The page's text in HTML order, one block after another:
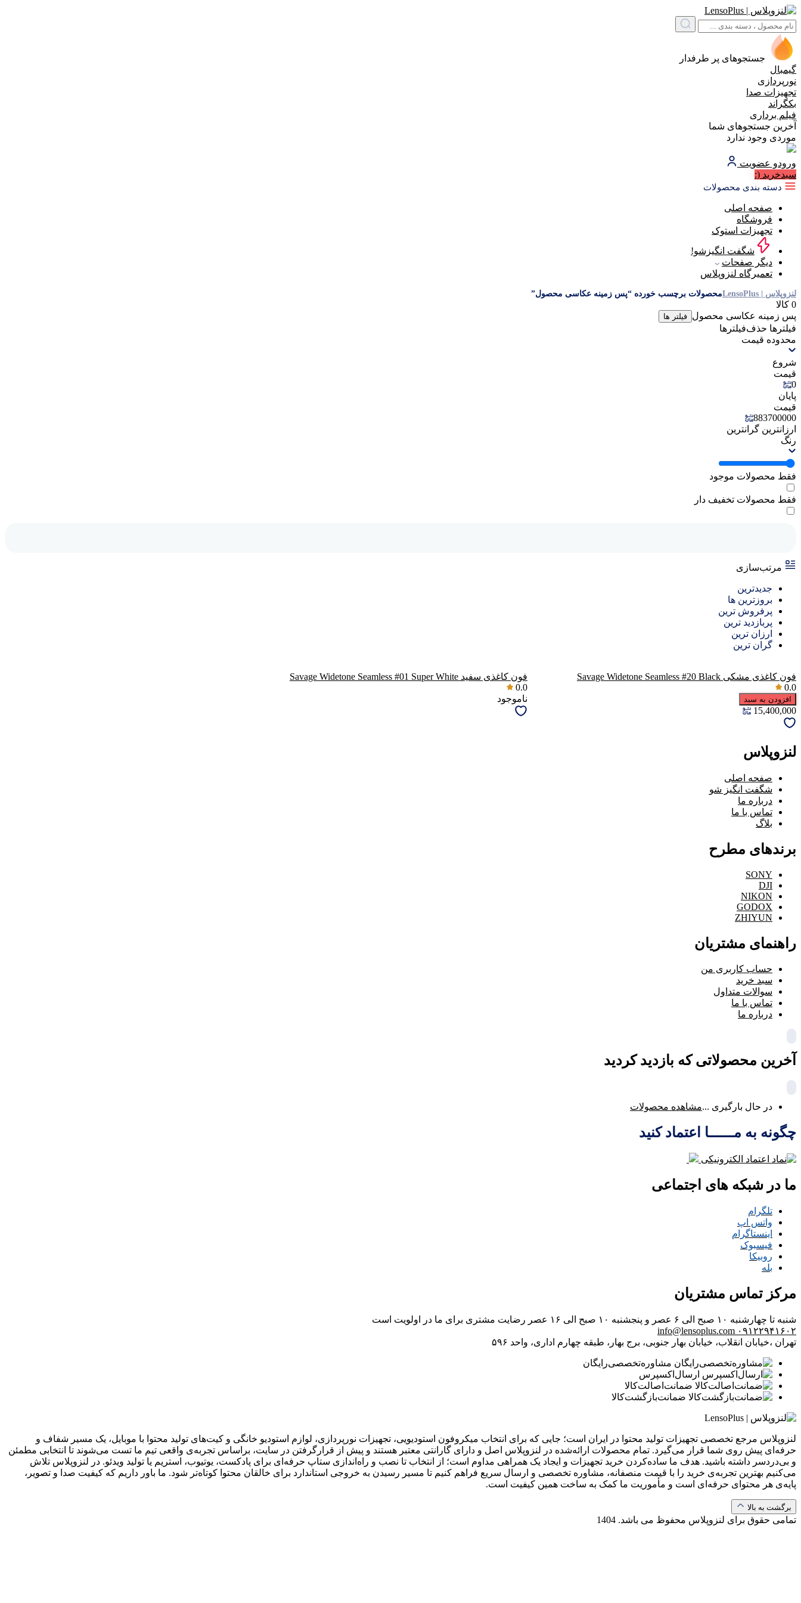
جستجوهای پر طرفدار
گیمبال
نورپردازی
تجهیزات صدا
بکگراند
فیلم برداری
آخرین جستجوهای شما
موردی وجود ندارد
ورودو عضویت
سبد‌خرید (:
دسته بندی محصولات
صفحه اصلی
فروشگاه
تجهیزات استوک
شگفت انگیزشو!
دیگر صفحات
تعمیرگاه لنزوپلاس
لنزوپلاس | LensoPlus محصولات برچسب خورده “پس زمینه عکاسی محصول”
0 کالا
پس زمینه عکاسی محصول فیلتر ها
فیلترها حذف‌فیلتر‌ها
محدوده قیمت
شروع
قیمت
0
پایان
قیمت
883700000
ارزانترین گرانترین
رنگ
فقط محصولات موجود
فقط محصولات تخفیف دار
مرتب‌سازی
جدیدترین
بروزترین ها
پرفروش ترین
پربازدید ترین
ارزان ترین
گران ترین
فون کاغذی مشکی Savage Widetone Seamless #20 Black
0.0
افزودن به سبد
15,400,000
فون کاغذی سفید Savage Widetone Seamless #01 Super White
0.0
ناموجود
لنزوپلاس
صفحه اصلی
شگفت انگیز شو
درباره ما
تماس با ما
بلاگ
برندهای مطرح
SONY
DJI
NIKON
GODOX
ZHIYUN
راهنمای مشتریان
حساب کاربری من
سبد خرید
سوالات متداول
تماس با ما
درباره ما
آخرین محصولاتی که بازدید کردید
در حال بارگیری ...مشاهده محصولات
چگونه به مــــــا اعتماد کنید
ما در شبکه های اجتماعی
تلگرام
واتس اپ
اینستاگرام
فیسبوک
روبیکا
بله
مرکز تماس مشتریان
شنبه تا چهارشنبه ۱۰ صبح الی ۶ عصر و پنجشنبه ۱۰ صبح الی ۱۶ عصر
رضایت مشتری برای ما در اولویت است
۰۹۱۲۲۹۴۱۶۰۲ info@lensoplus.com
تهران ،خیابان انقلاب، خیابان بهار جنوبی، برج بهار، طبقه چهارم اداری، واحد ۵۹۶
مشاوره‌تخصصی‌رایگان
ارسال‌اکسپرس
ضمانت‌اصالت‌کالا
ضمانت‌بازگشت‌کالا
لنزوپلاس مرجع تخصصی تجهیزات تولید محتوا در ایران است؛ جایی که برای انتخاب میکروفون استودیویی، تجهیزات نورپردازی، لوازم استودیو خانگی و کیت‌های تولید محتوا با موبایل، یک مسیر شفاف و
حرفه‌ای پیش روی شما قرار می‌گیرد. تمام محصولات ارائه‌شده در لنزوپلاس اصل و دارای گارانتی معتبر هستند و پیش از قرارگرفتن در سایت، براساس تجربه‌ی واقعی تیم ما تست می‌شوند تا انتخابی مطمئن
و بی‌دردسر داشته باشید. هدف ما ساده‌کردن خرید تجهیزات و ایجاد یک همراهی مداوم است؛ از انتخاب تا نصب و راه‌اندازی ستاپ حرفه‌ای برای پادکست، یوتیوب، استریم یا تولید ویدئو. در لنزوپلاس تلاش
می‌کنیم بهترین تجربه‌ی خرید را با قیمت منصفانه، مشاوره تخصصی و ارسال سریع فراهم کنیم تا مسیر رسیدن به خروجی استاندارد برای خالقان محتوا کوتاه‌تر شود. ما باور داریم که کیفیت صدا و تصویر،
پایه‌ی هر محتوای حرفه‌ای است و مأموریت ما کمک به ساخت همین کیفیت است.
برگشت به بالا
تمامی حقوق برای لنزوپلاس محفوظ می باشد. 1404